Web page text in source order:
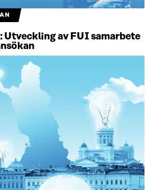
Utveckling av FUI samarbete